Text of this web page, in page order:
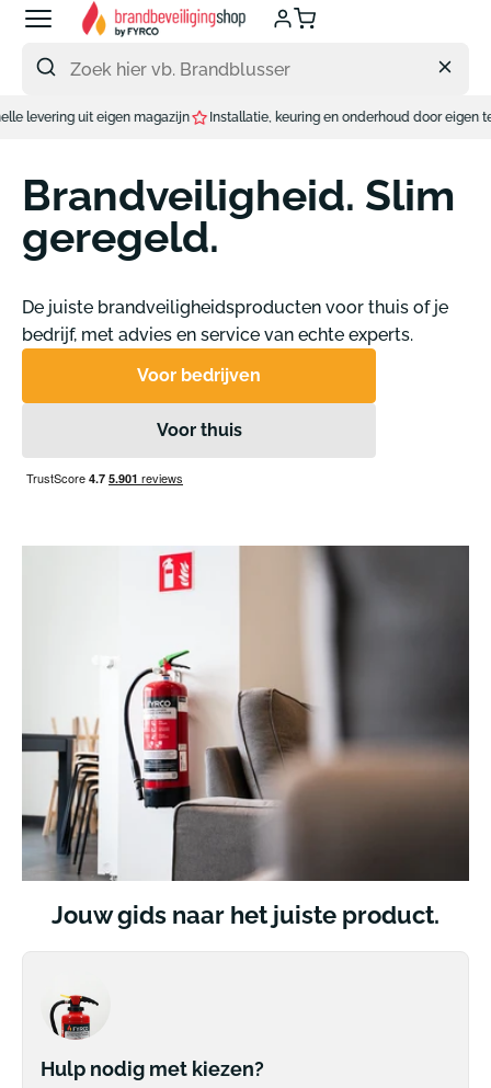
Meteen
naar
content
Installatie, keuring en onderhoud door eigen techniekers.
Brandveiligheid. Slim
geregeld.
De juiste brandveiligheidsproducten voor thuis of je
bedrijf, met advies en service van echte experts.
Voor bedrijven
Voor thuis
Jouw gids naar het juiste product.
Hulp nodig met kiezen?